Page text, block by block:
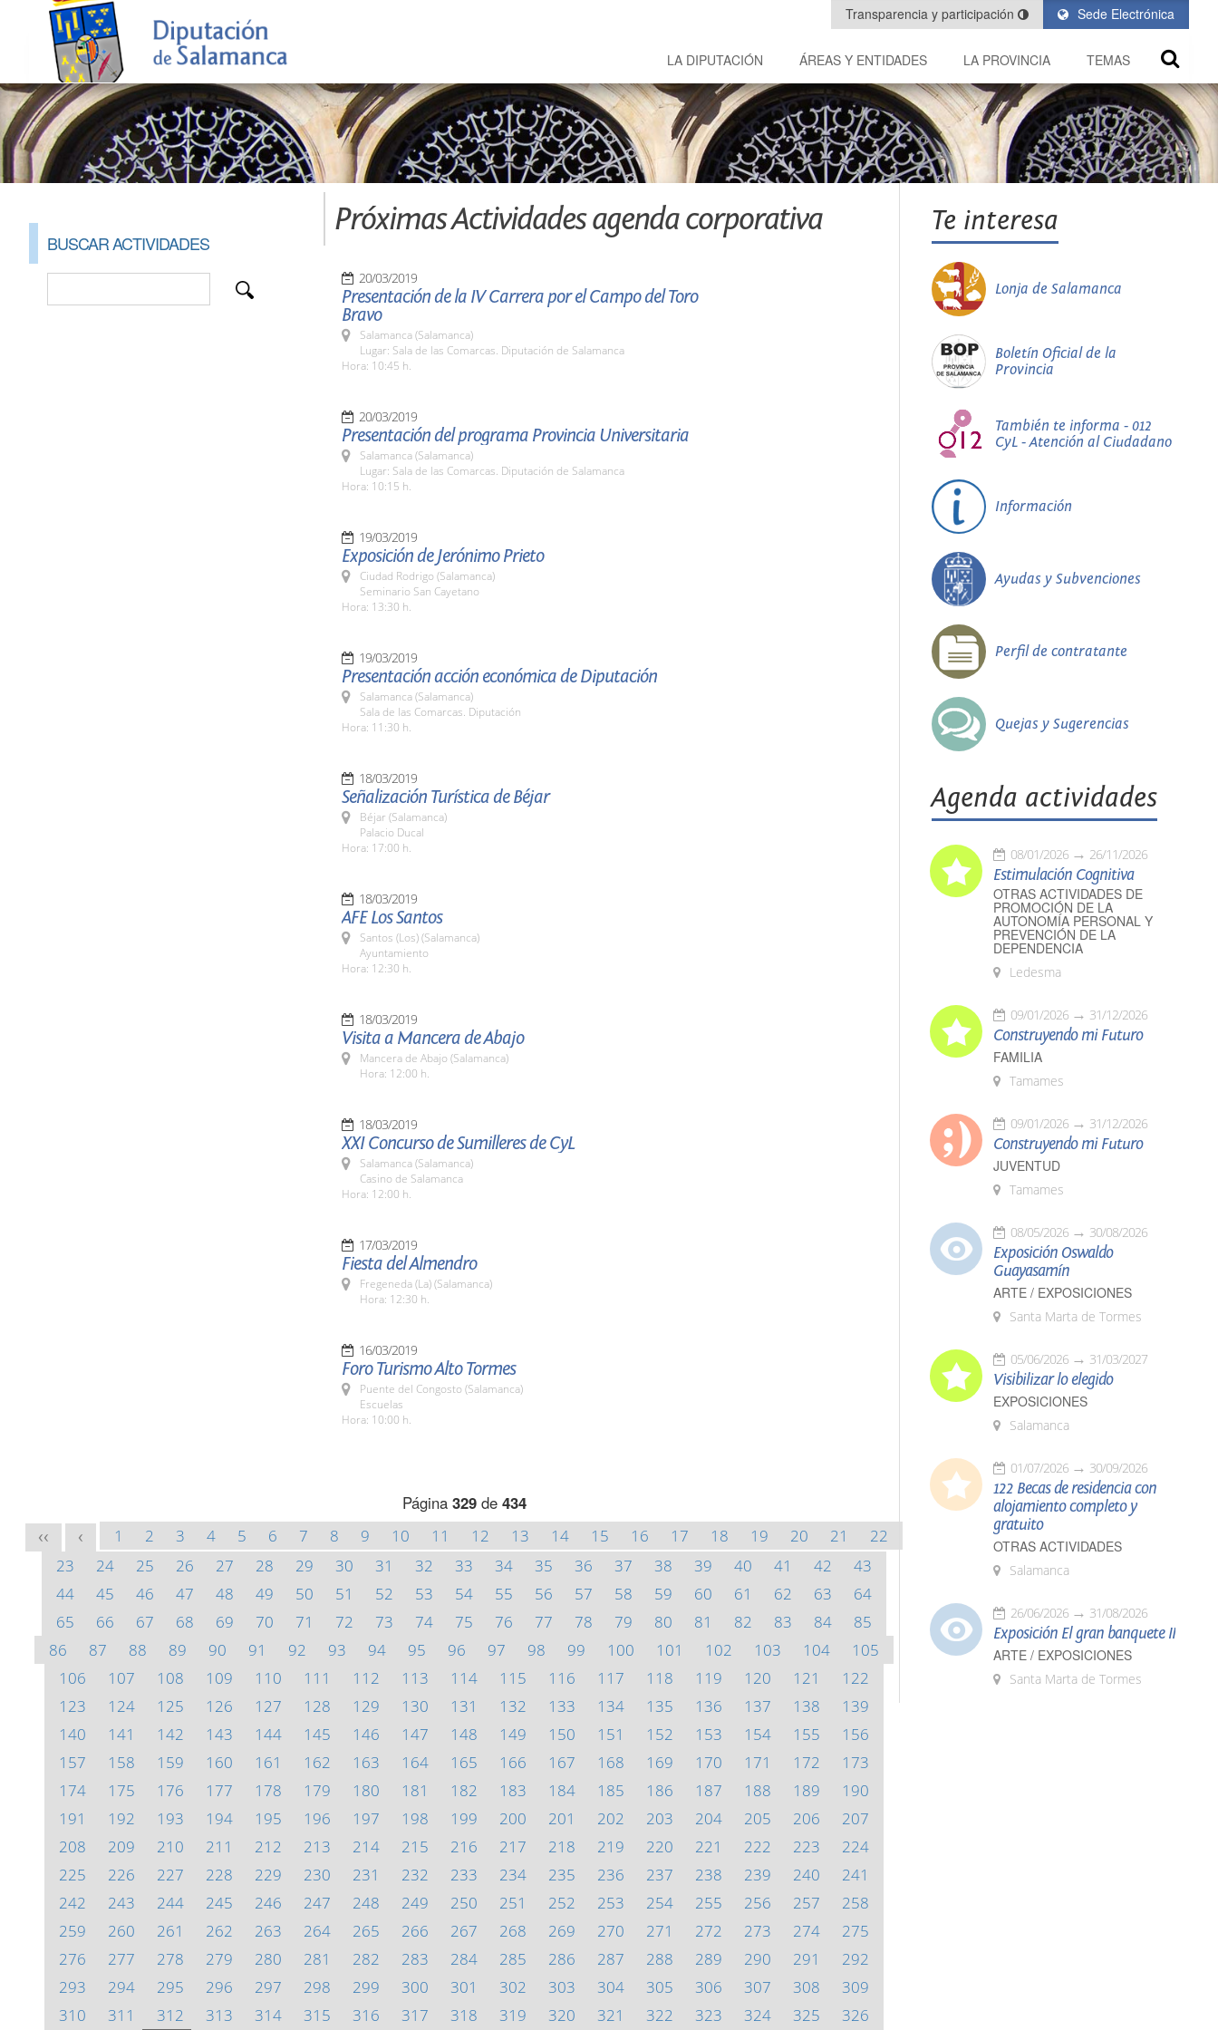
Sede Electrónica
Transparencia y participación
LA DIPUTACIÓN ÁREAS Y ENTIDADES LA PROVINCIA TEMAS
BUSCAR ACTIVIDADES
Próximas Actividades agenda corporativa
20/03/2019
Presentación de la IV Carrera por el Campo del Toro
Bravo
Salamanca (Salamanca)
Lugar: Sala de las Comarcas. Diputación de Salamanca
Hora: 10:45 h.
20/03/2019
Presentación del programa Provincia Universitaria
Salamanca (Salamanca)
Lugar: Sala de las Comarcas. Diputación de Salamanca
Hora: 10:15 h.
19/03/2019
Exposición de Jerónimo Prieto
Ciudad Rodrigo (Salamanca)
Seminario San Cayetano
Hora: 13:30 h.
19/03/2019
Presentación acción económica de Diputación
Salamanca (Salamanca)
Sala de las Comarcas. Diputación
Hora: 11:30 h.
18/03/2019
Señalización Turística de Béjar
Béjar (Salamanca)
Palacio Ducal
Hora: 17:00 h.
18/03/2019
AFE Los Santos
Santos (Los) (Salamanca)
Ayuntamiento
Hora: 12:30 h.
18/03/2019
Visita a Mancera de Abajo
Mancera de Abajo (Salamanca)
Hora: 12:00 h.
18/03/2019
XXI Concurso de Sumilleres de CyL
Salamanca (Salamanca)
Casino de Salamanca
Hora: 12:00 h.
17/03/2019
Fiesta del Almendro
Fregeneda (La) (Salamanca)
Hora: 12:30 h.
16/03/2019
Foro Turismo Alto Tormes
Puente del Congosto (Salamanca)
Escuelas
Hora: 10:00 h.
Página 329de 434
<< < 1 2 3 4 5 6 7 8 9 10 11 12 13 14 15 16 17 18 19 20 21
22
23
24 25 26 27 28 29 30 31 32 33 34 35 36 37 38 39 40 41 42
43
44
45 46 47 48 49 50 51 52 53 54 55 56 57 58 59 60 61 62 63
64
65
66 67 68 69 70 71 72 73 74 75 76 77 78 79 80 81 82 83 84
85
86
87 88 89 90 91 92 93 94 95 96 97 98 99 100 101 102 103 104
105
106
107 108 109 110 111 112 113 114 115 116 117 118 119 120 121
122
123
124 125 126 127 128 129 130 131 132 133 134 135 136 137 138
139
140
141 142 143 144 145 146 147 148 149 150 151 152 153 154 155
156
157
158 159 160 161 162 163 164 165 166 167 168 169 170 171 172
173
174
175 176 177 178 179 180 181 182 183 184 185 186 187 188 189
190
191
192 193 194 195 196 197 198 199 200 201 202 203 204 205 206
207
208
209 210 211 212 213 214 215 216 217 218 219 220 221 222 223
224
225
226 227 228 229 230 231 232 233 234 235 236 237 238 239 240
241
242
243 244 245 246 247 248 249 250 251 252 253 254 255 256 257
258
259
260 261 262 263 264 265 266 267 268 269 270 271 272 273 274
275
276
277 278 279 280 281 282 283 284 285 286 287 288 289 290 291
292
293
294 295 296 297 298 299 300 301 302 303 304 305 306 307 308
309
310
311 312 313 314 315 316 317 318 319 320 321 322 323 324 325 326
Te interesa
Lonja de Salamanca
Boletín Oficial de la
Provincia
También te informa - 012
CyL - Atención al Ciudadano
Información
Ayudas y Subvenciones
Perfil de contratante
Quejas y Sugerencias
Agenda actividades
08/01/2026 26/11/2026
Estimulación Cognitiva
OTRAS ACTIVIDADES DE
PROMOCIÓN DE LA
AUTONOMÍA PERSONAL Y
PREVENCIÓN DE LA
DEPENDENCIA
Ledesma
09/01/2026 31/12/2026
Construyendo mi Futuro
FAMILIA
Tamames
09/01/2026 31/12/2026
Construyendo mi Futuro
JUVENTUD
Tamames
08/05/2026 30/08/2026
Exposición Oswaldo
Guayasamín
ARTE / EXPOSICIONES
Santa Marta de Tormes
05/06/2026 31/03/2027
Visibilizar lo elegido
EXPOSICIONES
Salamanca
01/07/2026 30/09/2026
122 Becas de residencia con
alojamiento completo y
gratuito
OTRAS ACTIVIDADES
Salamanca
26/06/2026 31/08/2026
Exposición El gran banquete II
ARTE / EXPOSICIONES
Santa Marta de Tormes